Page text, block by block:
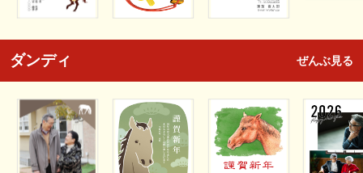
ダンディ ぜんぶ見る